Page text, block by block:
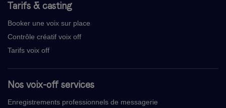
Tarifs & casting
Booker une voix sur place
Contrôle créatif voix off
Tarifs voix off
Nos voix-off services
Enregistrements professionnels de messagerie